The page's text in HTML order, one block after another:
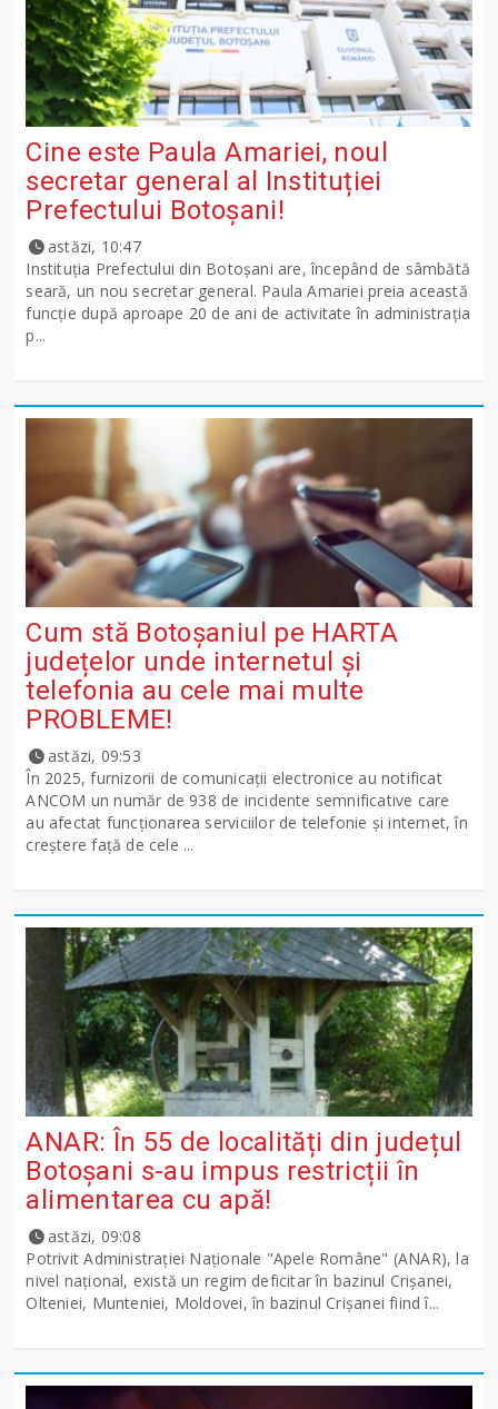
Cine este Paula Amariei, noul
secretar general al Instituției
Prefectului Botoșani!
astăzi, 10:47
Instituția Prefectului din Botoșani are, începând de sâmbătă
seară, un nou secretar general. Paula Amariei preia această
funcție după aproape 20 de ani de activitate în administrația
p...
Cum stă Botoșaniul pe HARTA
județelor unde internetul și
telefonia au cele mai multe
PROBLEME!
astăzi, 09:53
În 2025, furnizorii de comunicații electronice au notificat
ANCOM un număr de 938 de incidente semnificative care
au afectat funcționarea serviciilor de telefonie și internet, în
creștere față de cele ...
ANAR: În 55 de localități din județul
Botoșani s-au impus restricții în
alimentarea cu apă!
astăzi, 09:08
Potrivit Administraţiei Naţionale "Apele Române" (ANAR), la
nivel naţional, există un regim deficitar în bazinul Crişanei,
Olteniei, Munteniei, Moldovei, în bazinul Crişanei fiind î...